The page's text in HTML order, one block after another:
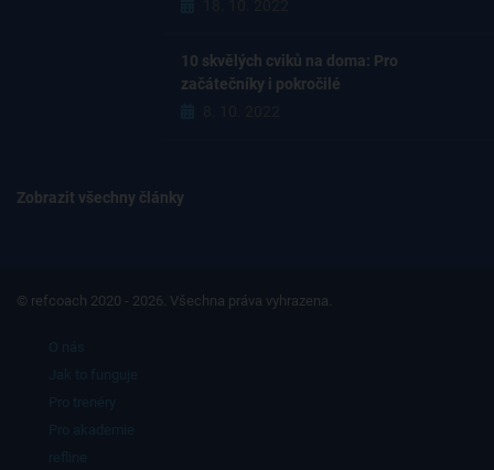
10 skvělých cviků na doma: Pro
začátečníky i pokročilé
Zobrazit všechny články
© refcoach 2020 - 2026. Všechna práva vyhrazena.